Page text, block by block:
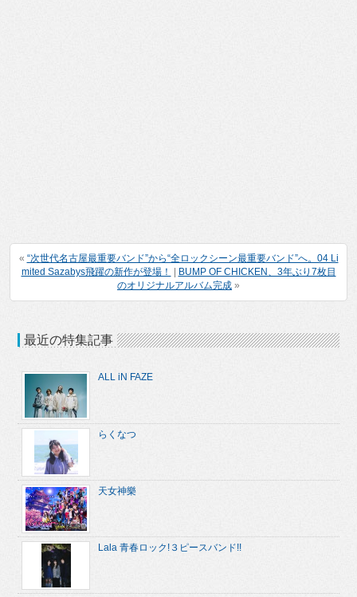
« “次世代名古屋最重要バンド”から“全ロックシーン最重要バンド”へ。04 Li
mited Sazabys飛躍の新作が登場！
BUMP OF CHICKEN、3年ぶり7枚目
のオリジナルアルバム完成 »
最近の特集記事
ALL iN FAZE
らくなつ
天女神樂
Lala 青春ロック!３ピースバンド!!